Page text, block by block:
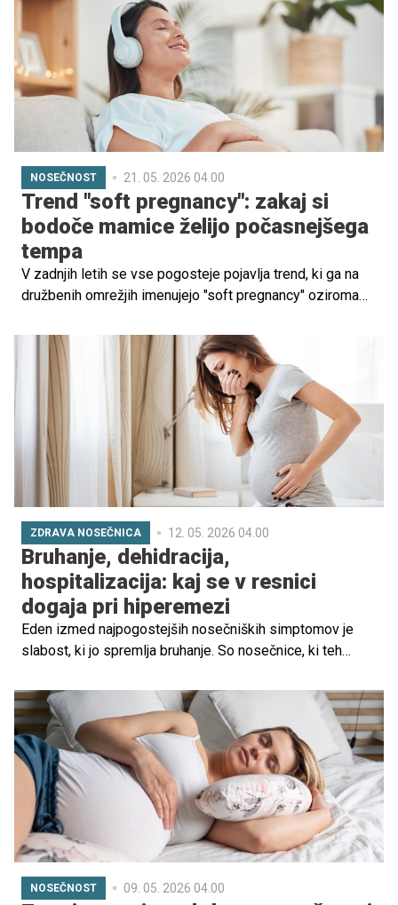
NOSEČNOST 21. 05. 2026 04.00
Trend "soft pregnancy": zakaj si
bodoče mamice želijo počasnejšega
tempa
V zadnjih letih se vse pogosteje pojavlja trend, ki ga na
družbenih omrežjih imenujejo "soft pregnancy" oziroma
produktivnosti, temveč poudarja počitek, poslušanje
telesa in zmanjšanje stresa.
ZDRAVA NOSEČNICA 12. 05. 2026 04.00
Bruhanje, dehidracija,
hospitalizacija: kaj se v resnici
dogaja pri hiperemezi
Eden izmed najpogostejših nosečniških simptomov je
slabost, ki jo spremlja bruhanje. So nosečnice, ki teh
zgolj na začetku nosečnosti, so pa tudi takšne, ki se vso
nosečnost počutijo slabo in so zaradi prekomernega
bruhanja tudi hospitalizirane.
NOSEČNOST 09. 05. 2026 04.00